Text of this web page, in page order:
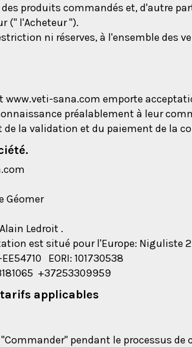
produits commandés et, d'autre
(" l'Acheteur ").
ni réserves, à l'ensemble des
www.veti-sana.com emporte
préalablement à leur
la validation et du paiement de la
Géomer
Ledroit .
est situé pour l'Europe: Niguliste
EORI: 101730538
+37253309959
applicables
pendant le processus